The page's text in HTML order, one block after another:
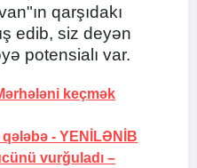
qarşıdakı
edib, siz deyən
potensialı var.
keçmək
qələbə - YENİLƏNİB
vurğuladı –